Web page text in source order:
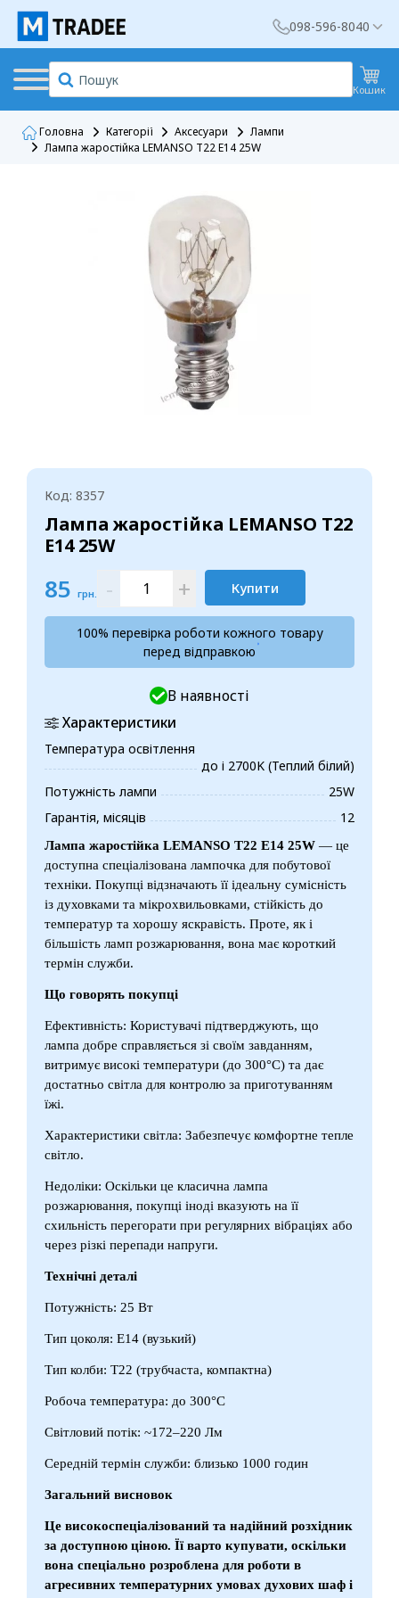
098-596-8040
Кошик
Головна Категорії Аксесуари
Лампи
Лампа жаростійка LEMANSO T22 E14 25W
Код: 8357
Лампа жаростійка LEMANSO T22
E14 25W
85 грн. - + Купити
100% перевірка роботи кожного товару
перед відправкою
В наявності
Характеристики
Температура освітлення
до і 2700K (Теплий білий)
Потужність лампи
25W
Гарантія, місяців
12
Лампа жаростійка LEMANSO T22 E14 25W — це
доступна спеціалізована лампочка для побутової
техніки. Покупці відзначають її ідеальну сумісність
із духовками та мікрохвильовками, стійкість до
температур та хорошу яскравість. Проте, як і
більшість ламп розжарювання, вона має короткий
термін служби.
Що говорять покупці
Ефективність: Користувачі підтверджують, що
лампа добре справляється зі своїм завданням,
витримує високі температури (до 300°C) та дає
достатньо світла для контролю за приготуванням
їжі.
Характеристики світла: Забезпечує комфортне тепле
світло.
Недоліки: Оскільки це класична лампа
розжарювання, покупці іноді вказують на її
схильність перегорати при регулярних вібраціях або
через різкі перепади напруги.
Технічні деталі
Потужність: 25 Вт
Тип цоколя: E14 (вузький)
Тип колби: T22 (трубчаста, компактна)
Робоча температура: до 300°C
Світловий потік: ~172–220 Лм
Середній термін служби: близько 1000 годин
Загальний висновок
Це високоспеціалізований та надійний розхідник
за доступною ціною. Її варто купувати, оскільки
вона спеціально розроблена для роботи в
агресивних температурних умовах духових шаф і